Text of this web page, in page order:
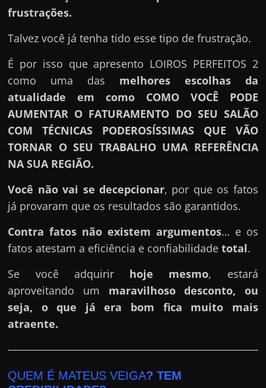
frustrações.
Talvez você já tenha tido esse tipo de frustração.
É por isso que apresento LOIROS PERFEITOS 2
como uma das melhores escolhas da
atualidade em como COMO VOCÊ PODE
AUMENTAR O FATURAMENTO DO SEU SALÃO
COM TÉCNICAS PODEROSÍSSIMAS QUE VÃO
TORNAR O SEU TRABALHO UMA REFERÊNCIA
NA SUA REGIÃO.
Você não vai se decepcionar, por que os fatos
já provaram que os resultados são garantidos.
Contra fatos não existem argumentos… e os
fatos atestam a eficiência e confiabilidadetotal.
Se você adquirir hoje mesmo, estará
aproveitando um maravilhoso desconto, ou
seja, o que já era bom fica muito mais
atraente.
QUEM É MATEUS VEIGA? TEM